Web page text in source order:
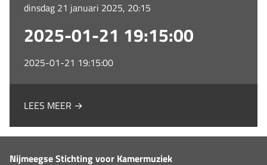
dinsdag 21 januari 2025, 20:15
2025-01-21 19:15:00
2025-01-21 19:15:00
LEES MEER →
Nijmeegse Stichting voor Kamermuziek